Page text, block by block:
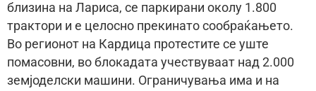
близина на Лариса, се паркирани околу 1.800
трактори и е целосно прекинато сообраќањето.
Во регионот на Кардица протестите се уште
помасовни, во блокадата учествуваат над 2.000
земјоделски машини. Ограничувања има и на